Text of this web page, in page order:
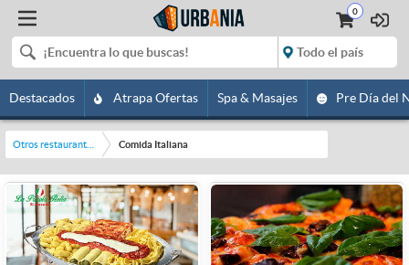
0
Destacados Atrapa Ofertas Spa & Masajes Pre Día del
Comida Italiana